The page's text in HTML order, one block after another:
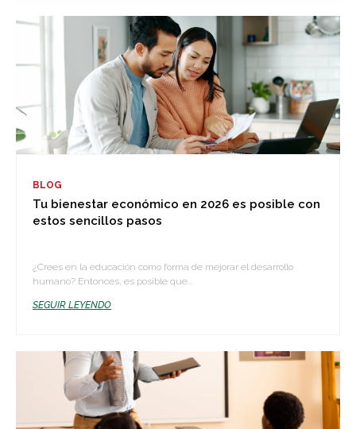
BLOG
Tu bienestar económico en 2026 es posible con
estos sencillos pasos
¿Crees en la educación como forma de mejorar el desarrollo
humano? Entonces, es posible que...
SEGUIR LEYENDO